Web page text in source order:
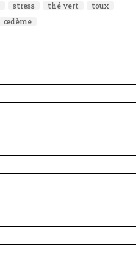
stress thé vert
toux
œdème